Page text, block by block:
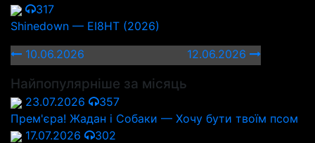
317
Shinedown — EI8HT (2026)
10.06.2026
12.06.2026
Найпопулярніше за місяць
23.07.2026
357
Прем'єра! Жадан і Собаки — Хочу бути твоїм псом
17.07.2026
302